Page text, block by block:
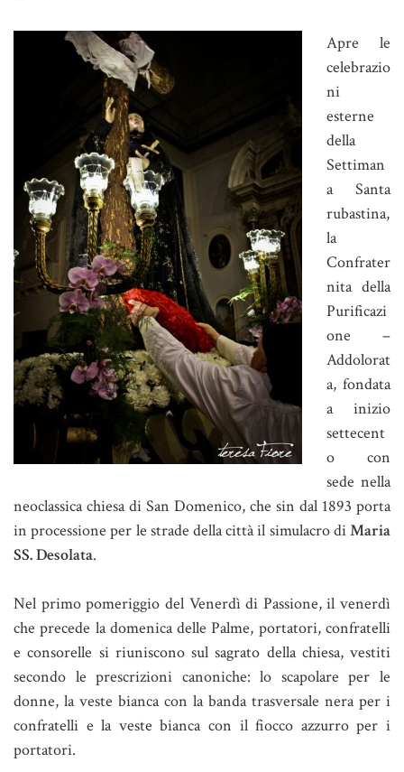
Apre le
celebrazio
ni
esterne
della
Settiman
a Santa
rubastina,
la
Confrater
nita della
Purificazi
one –
Addolorat
a, fondata
a inizio
settecent
o con
sede nella
neoclassica chiesa di San Domenico, che sin dal 1893 porta
in processione per le strade della città il simulacro diMaria
SS. Desolata.
Nel primo pomeriggio del Venerdì di Passione, il venerdì
che precede la domenica delle Palme, portatori, confratelli
e consorelle si riuniscono sul sagrato della chiesa, vestiti
secondo le prescrizioni canoniche: lo scapolare per le
donne, la veste bianca con la banda trasversale nera per i
confratelli e la veste bianca con il fiocco azzurro per i
portatori.